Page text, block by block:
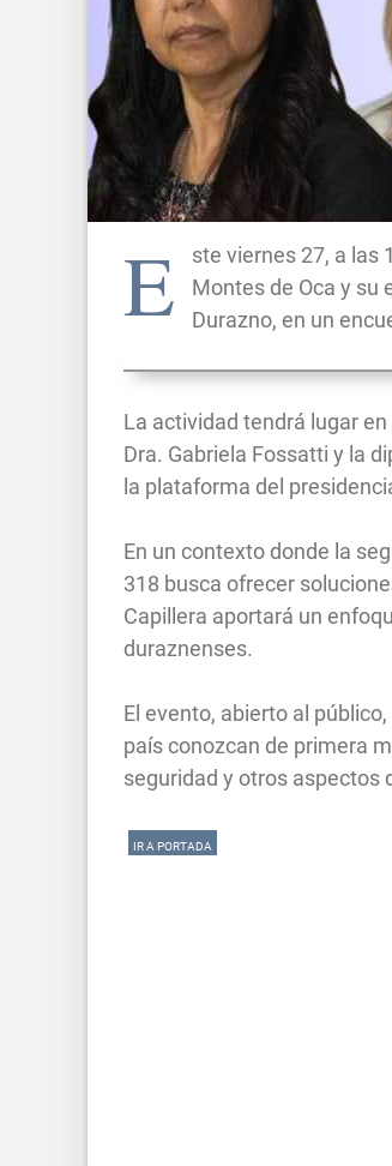
E
ste viernes 27, a las
Montes de Oca y su
Durazno, en un
La actividad tendrá lugar
Dra. Gabriela Fossatti y la
la plataforma del
En un contexto donde la
318 busca ofrecer
Capillera aportará un
duraznenses.
El evento, abierto al
país conozcan de primera
seguridad y otros aspectos
IR A PORTADA